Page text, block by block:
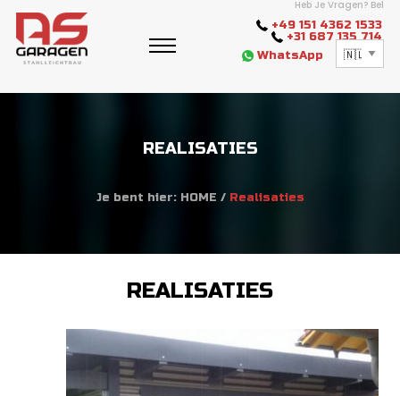
Heb Je Vragen? Bel
+49 151 4362 1533
+31 687 135 714
WhatsApp
REALISATIES
Je bent hier: HOME / Realisaties
REALISATIES